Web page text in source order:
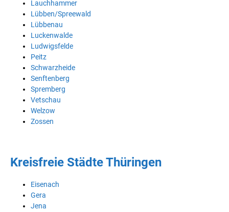
Lauchhammer
Lübben/Spreewald
Lübbenau
Luckenwalde
Ludwigsfelde
Peitz
Schwarzheide
Senftenberg
Spremberg
Vetschau
Welzow
Zossen
Kreisfreie Städte Thüringen
Eisenach
Gera
Jena